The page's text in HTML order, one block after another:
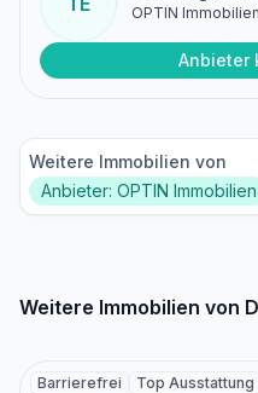
OPTIN
Anbieter
Weitere Immobilien von
Anbieter: OPTIN Immobilien
Weitere Immobilien von
Barrierefrei Top Ausstattung